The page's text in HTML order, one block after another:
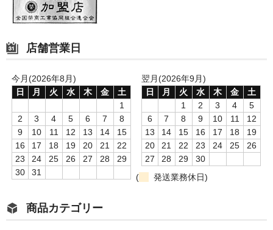
店舗営業日
今月(2026年8月)
日
月 火 水 木 金
土
1
2
3 4 5 6 7
8
9
10 11 12 13 14
15
16
17 18 19 20 21
22
23
24 25 26 27 28
29
30
31
翌月(2026年9月)
日
月 火 水 木 金
土
1
2 3 4
5
6
7 8 9 10 11
12
13
14 15 16 17 18
19
20
21 22 23 24 25
26
27
28 29
30
(
発送業務休日)
商品カテゴリー